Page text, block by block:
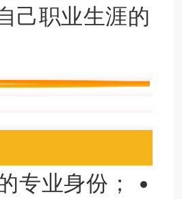
己职业生涯的
专业身份； •